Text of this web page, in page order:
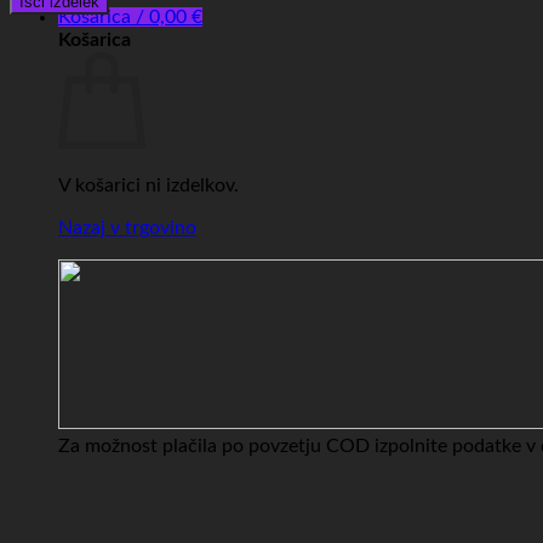
Košarica / 0,00 €
Košarica
V košarici ni izdelkov.
Nazaj v trgovino
Za možnost plačila po povzetju COD izpolnite podatke v